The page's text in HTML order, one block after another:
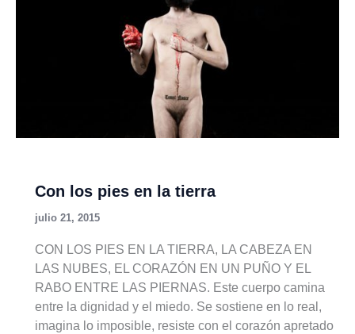
Con los pies en la tierra
julio 21, 2015
CON LOS PIES EN LA TIERRA, LA CABEZA EN
LAS NUBES, EL CORAZÓN EN UN PUÑO Y EL
RABO ENTRE LAS PIERNAS. Este cuerpo camina
entre la dignidad y el miedo. Se sostiene en lo real,
imagina lo imposible, resiste con el corazón apretado